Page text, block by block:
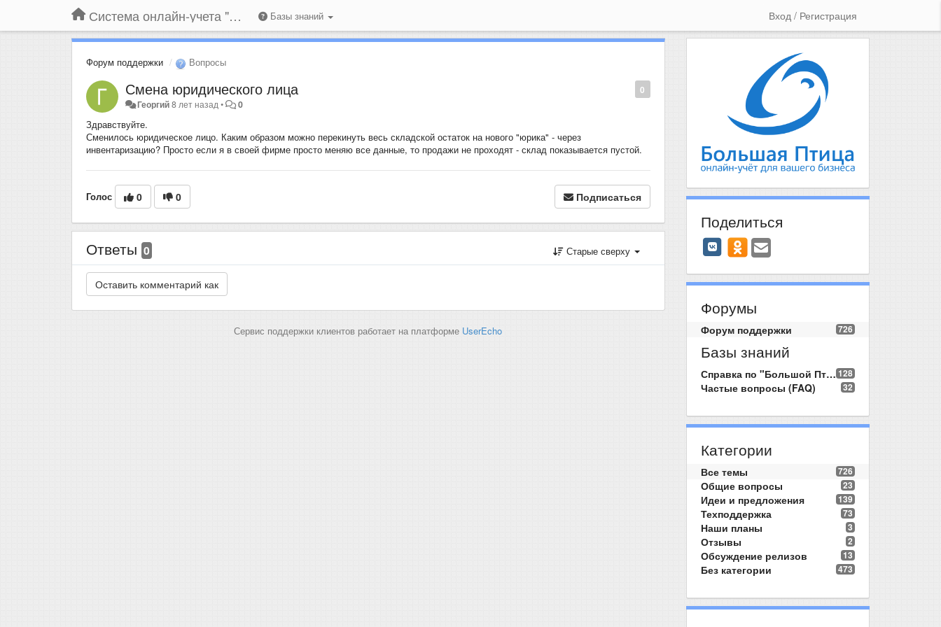
Система онлайн-учета "Большая Птица" Базы знаний Вход / Регистрация
Форум поддержки Вопросы
0
Смена юридического лица
Георгий8 лет назад • 0
Здравствуйте.
Сменилось юридическое лицо. Каким образом можно перекинуть весь складской остаток на нового "юрика" - через
инвентаризацию? Просто если я в своей фирме просто меняю все данные, то продажи не проходят - склад показывается пустой.
Голос 0 0 Подписаться
Ответы 0 Старые сверху
Сервис поддержки клиентов работает на платформе UserEcho
Поделиться
Форумы
726
Форум поддержки
Базы знаний
128
Справка по "Большой Птице"
32
Частые вопросы (FAQ)
Категории
726
Все темы
23
Общие вопросы
139
Идеи и предложения
73
Техподдержка
3
Наши планы
2
Отзывы
13
Обсуждение релизов
473
Без категории